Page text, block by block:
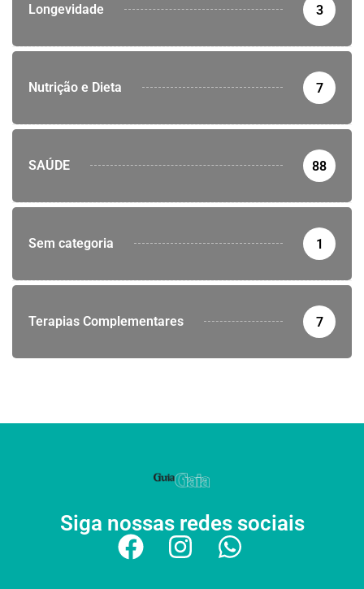
Longevidade 3
Nutrição e Dieta 7
SAÚDE 88
Sem categoria 1
Terapias Complementares 7
Siga nossas redes sociais